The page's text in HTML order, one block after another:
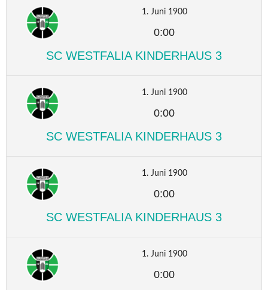
1. Juni 1900
0:00
SC WESTFALIA KINDERHAUS 3
1. Juni 1900
0:00
SC WESTFALIA KINDERHAUS 3
1. Juni 1900
0:00
SC WESTFALIA KINDERHAUS 3
1. Juni 1900
0:00